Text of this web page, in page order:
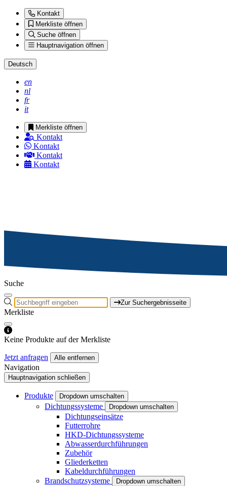
Kontakt
Merkliste öffnen
Suche öffnen
Hauptnavigation öffnen
Deutsch
en
nl
fr
it
Merkliste öffnen
Kontakt
Kontakt
Kontakt
Kontakt
Suche
Zur Suchergebnisseite
Merkliste
Keine Produkte auf der Merkliste
Jetzt anfragen Alle entfernen
Navigation
Hauptnavigation schließen
Produkte Dropdown umschalten
Dichtungssysteme Dropdown umschalten
Dichtungseinsätze
Futterrohre
HKD-Dichtungssysteme
Abwasserdurchführungen
Zubehör
Gliederketten
Kabeldurchführungen
Brandschutzsysteme
Dropdown umschalten